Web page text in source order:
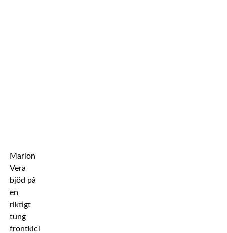
Marlon
Vera
bjöd på
en
riktigt
tung
frontkick-